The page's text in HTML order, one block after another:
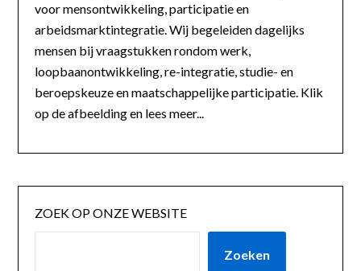
voor mensontwikkeling, participatie en
arbeidsmarktintegratie. Wij begeleiden dagelijks
mensen bij vraagstukken rondom werk,
loopbaanontwikkeling, re-integratie, studie- en
beroepskeuze en maatschappelijke participatie. Klik
op de afbeelding en lees meer...
ZOEK OP ONZE WEBSITE
Zoeken